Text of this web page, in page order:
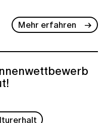
Mehr erfahren